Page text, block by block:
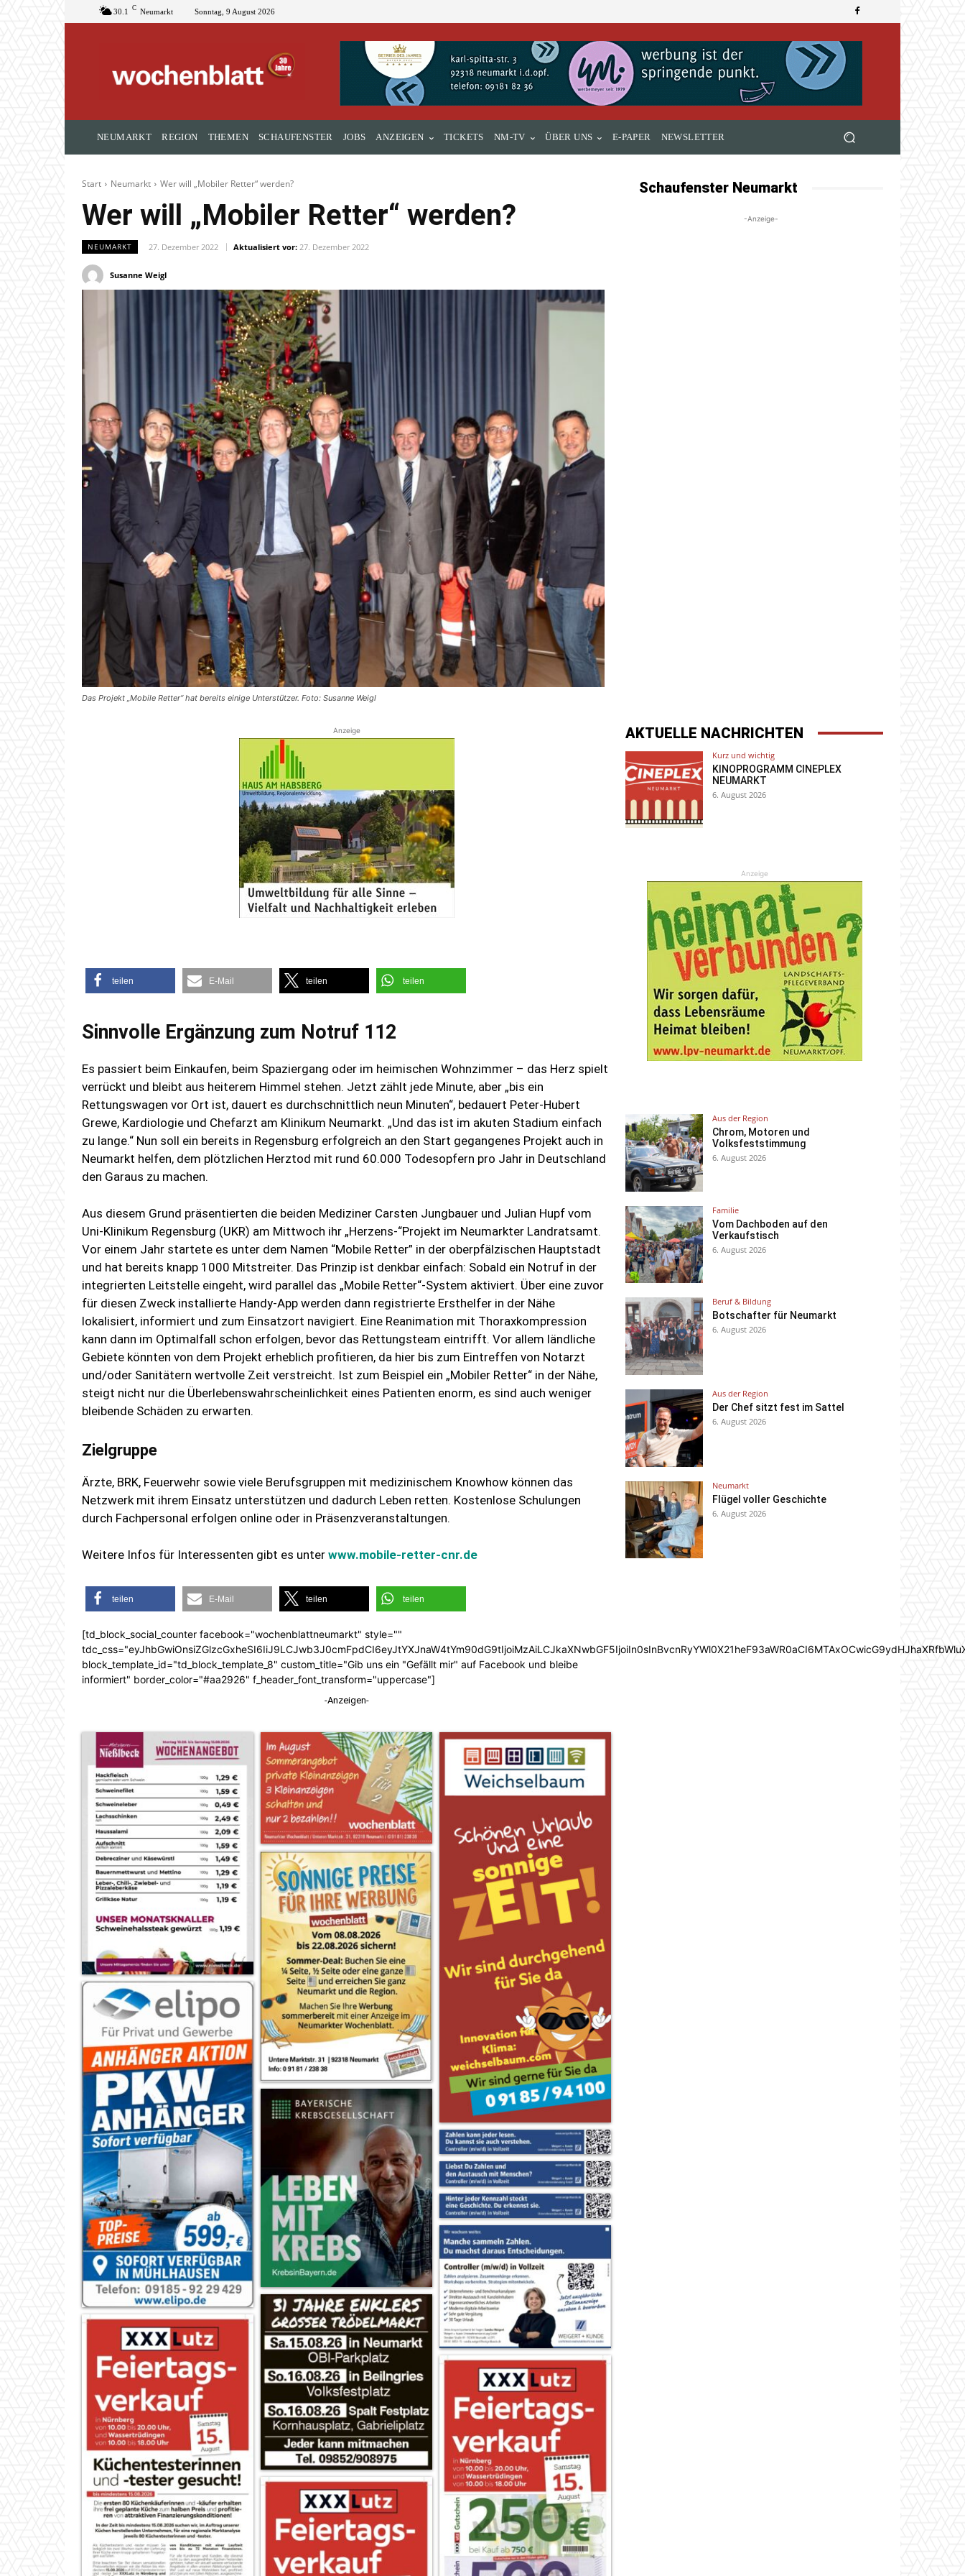
30.1 C Neumarkt Sonntag, 9 August 2026
NEUMARKT REGION THEMEN SCHAUFENSTER JOBS ANZEIGEN TICKETS NM-TV ÜBER UNS E-PAPER NEWSLETTER
Start Neumarkt Wer will „Mobiler Retter“ werden?
Wer will „Mobiler Retter“ werden?
NEUMARKT 27. Dezember 2022 Aktualisiert vor: 27. Dezember 2022
Susanne Weigl
Das Projekt „Mobile Retter“ hat bereits einige Unterstützer. Foto: Susanne Weigl
Schaufenster Neumarkt
-Anzeige-
Anzeige
teilen E-Mail teilen teilen
Sinnvolle Ergänzung zum Notruf 112
Es passiert beim Einkaufen, beim Spaziergang oder im heimischen Wohnzimmer – das Herz spielt
verrückt und bleibt aus heiterem Himmel stehen. Jetzt zählt jede Minute, aber „bis ein
Rettungswagen vor Ort ist, dauert es durchschnittlich neun Minuten“, bedauert Peter-Hubert
Grewe, Kardiologie und Chefarzt am Klinikum Neumarkt. „Und das ist im akuten Stadium einfach
zu lange.“ Nun soll ein bereits in Regensburg erfolgreich an den Start gegangenes Projekt auch in
Neumarkt helfen, dem plötzlichen Herztod mit rund 60.000 Todesopfern pro Jahr in Deutschland
den Garaus zu machen.
Aus diesem Grund präsentierten die beiden Mediziner Carsten Jungbauer und Julian Hupf vom
Uni-Klinikum Regensburg (UKR) am Mittwoch ihr „Herzens-“Projekt im Neumarkter Landratsamt.
Vor einem Jahr startete es unter dem Namen “Mobile Retter” in der oberpfälzischen Hauptstadt
und hat bereits knapp 1000 Mitstreiter. Das Prinzip ist denkbar einfach: Sobald ein Notruf in der
integrierten Leitstelle eingeht, wird parallel das „Mobile Retter“-System aktiviert. Über eine zuvor
für diesen Zweck installierte Handy-App werden dann registrierte Ersthelfer in der Nähe
lokalisiert, informiert und zum Einsatzort navigiert. Eine Reanimation mit Thoraxkompression
kann dann im Optimalfall schon erfolgen, bevor das Rettungsteam eintrifft. Vor allem ländliche
Gebiete könnten von dem Projekt erheblich profitieren, da hier bis zum Eintreffen von Notarzt
und/oder Sanitätern wertvolle Zeit verstreicht. Ist zum Beispiel ein „Mobiler Retter“ in der Nähe,
steigt nicht nur die Überlebenswahrscheinlichkeit eines Patienten enorm, es sind auch weniger
bleibende Schäden zu erwarten.
Zielgruppe
Ärzte, BRK, Feuerwehr sowie viele Berufsgruppen mit medizinischem Knowhow können das
Netzwerk mit ihrem Einsatz unterstützen und dadurch Leben retten. Kostenlose Schulungen
durch Fachpersonal erfolgen online oder in Präsenzveranstaltungen.
Weitere Infos für Interessenten gibt es unter www.mobile-retter-cnr.de
teilen E-Mail teilen teilen
[td_block_social_counter facebook="wochenblattneumarkt" style=""
block_template_id="td_block_template_8" custom_title="Gib uns ein "Gefällt mir" auf Facebook und bleibe
informiert" border_color="#aa2926" f_header_font_transform="uppercase"]
-Anzeigen-
AKTUELLE NACHRICHTEN
Kurz und wichtig
KINOPROGRAMM CINEPLEX
NEUMARKT
6. August 2026
Anzeige
Aus der Region
Chrom, Motoren und
Volksfeststimmung
6. August 2026
Familie
Vom Dachboden auf den
Verkaufstisch
6. August 2026
Beruf & Bildung
Botschafter für Neumarkt
6. August 2026
Aus der Region
Der Chef sitzt fest im Sattel
6. August 2026
Neumarkt
Flügel voller Geschichte
6. August 2026